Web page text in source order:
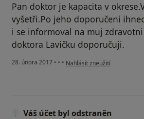
Pan doktor je kapacita v
vyšetři.Po jeho doporučeni
i se informoval na muj zdravotni
doktora Lavičku doporučuji.
28. února 2017 • • • podle názoru uživatele Pacient
Nahlásit zneužití
Váš účet byl odstraněn